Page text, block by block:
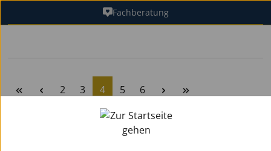
Zum Hauptinhalt springenFachberatung
Seite
2 Seite
3 Seite
4 Seite
5 Seite
6